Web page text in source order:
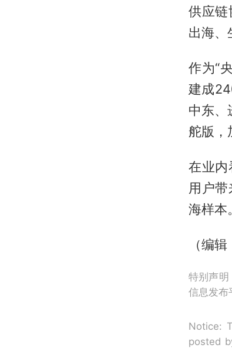
供应链
出海、
作为“
建成
中东、
舵版，
在业内
用户
海样本。
（编
特别声明
信息发布
Notice:
posted